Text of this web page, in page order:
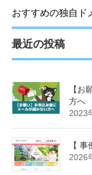
おすすめの独自ド
最近の投稿
【お
方へ
2023
【
2026